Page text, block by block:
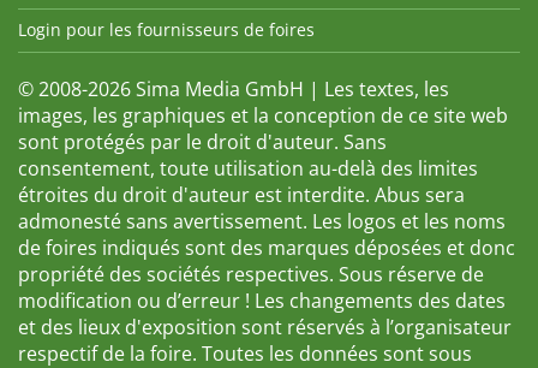
Login pour les fournisseurs de foires
© 2008-2026 Sima Media GmbH | Les textes, les
images, les graphiques et la conception de ce site web
sont protégés par le droit d'auteur. Sans
consentement, toute utilisation au-delà des limites
étroites du droit d'auteur est interdite. Abus sera
admonesté sans avertissement. Les logos et les noms
de foires indiqués sont des marques déposées et donc
propriété des sociétés respectives. Sous réserve de
modification ou d’erreur ! Les changements des dates
et des lieux d'exposition sont réservés à l’organisateur
respectif de la foire. Toutes les données sont sous